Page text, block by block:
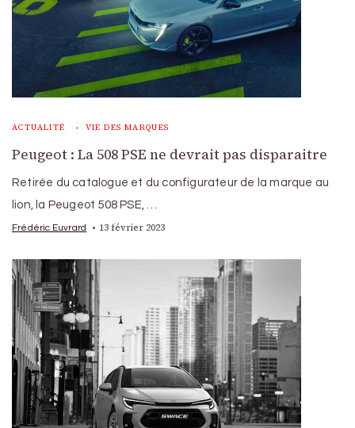
ACTUALITÉ VIE DES MARQUES
Peugeot : La 508 PSE ne devrait pas disparaitre
Retirée du catalogue et du configurateur de la marque au
lion, la Peugeot 508 PSE, …
Frédéric Euvrard 13 février 2023